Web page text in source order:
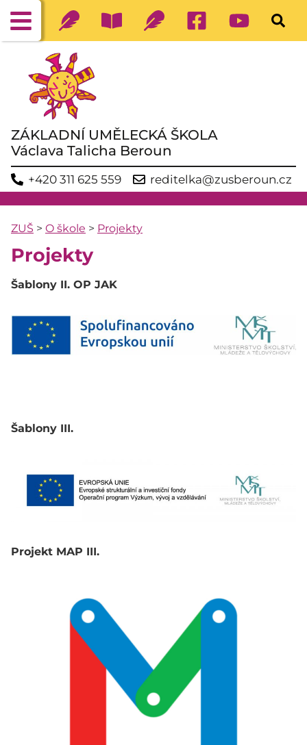
ZÁKLADNÍ UMĚLECKÁ ŠKOLA
Václava Talicha Beroun
+420 311 625 559 reditelka@zusberoun.cz
ZUŠ > O škole > Projekty
Projekty
Šablony II. OP JAK
Šablony III.
Projekt MAP III.